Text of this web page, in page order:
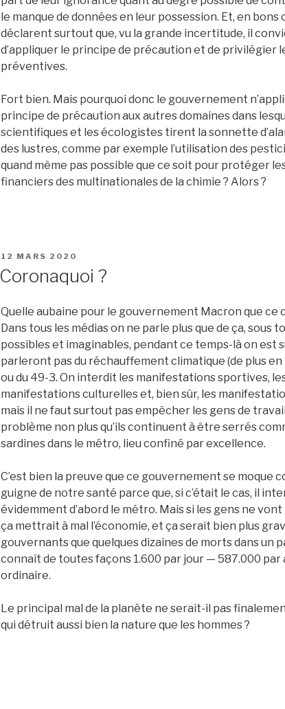
le manque de données en leur possession. Et, en bons
déclarent surtout que, vu la grande incertitude, il
d’appliquer le principe de précaution et de privilégier
préventives.
Fort bien. Mais pourquoi donc le gouvernement
principe de précaution aux autres domaines dans
scientifiques et les écologistes tirent la sonnette
des lustres, comme par exemple l’utilisation des
quand même pas possible que ce soit pour protéger
financiers des multinationales de la chimie ? Alors ?
PUBLIÉ
LE
12 MARS 2020
Coronaquoi ?
Quelle aubaine pour le gouvernement Macron que ce
Dans tous les médias on ne parle plus que de ça, sous
possibles et imaginables, pendant ce temps-là on est
parleront pas du réchauffement climatique (de plus en
ou du 49-3. On interdit les manifestations sportives,
manifestations culturelles et, bien sûr, les
mais il ne faut surtout pas empêcher les gens de
problème non plus qu’ils continuent à être serrés
sardines dans le métro, lieu confiné par excellence.
C’est bien la preuve que ce gouvernement se moque
guigne de notre santé parce que, si c’était le cas, il
évidemment d’abord le métro. Mais si les gens ne
ça mettrait à mal l’économie, et ça serait bien plus
gouvernants que quelques dizaines de morts dans un
connaît de toutes façons 1.600 par jour — 587.000 par
ordinaire.
Le principal mal de la planète ne serait-il pas
qui détruit aussi bien la nature que les hommes ?